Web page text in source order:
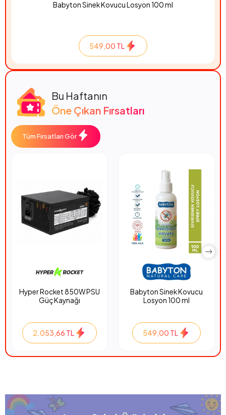
Babyton Sinek Kovucu Losyon 100 ml
549,00 TL
Bu Haftanın
Öne Çıkan Fırsatları
Tüm Fırsatları Gör
Hyper Rocket 850W PSU
Güç Kaynağı
2.053,66 TL
Babyton Sinek Kovucu
Losyon 100 ml
549,00 TL